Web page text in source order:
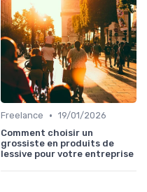
Freelance • 19/01/2026
Comment choisir un
grossiste en produits de
lessive pour votre entreprise